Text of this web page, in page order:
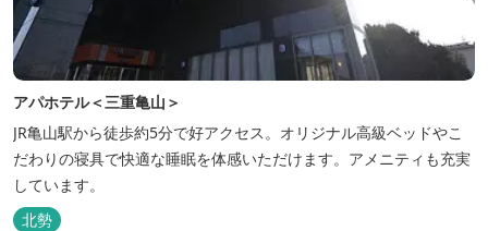
アパホテル＜三重亀山＞
JR亀山駅から徒歩約5分で好アクセス。オリジナル高級ベッドやこ
だわりの寝具で快適な睡眠を体感いただけます。アメニティも充実
しています。
北勢